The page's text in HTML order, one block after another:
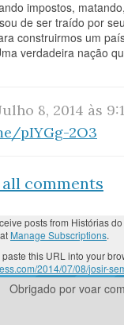
impostos,
de ser traído por
construirmos um
verdadeira nação
8, 2014 às
pIYGg-2O3
all comments
posts from Histórias do
Manage Subscriptions.
this URL into your
2014/07/08/josir-
Obrigado por voar com